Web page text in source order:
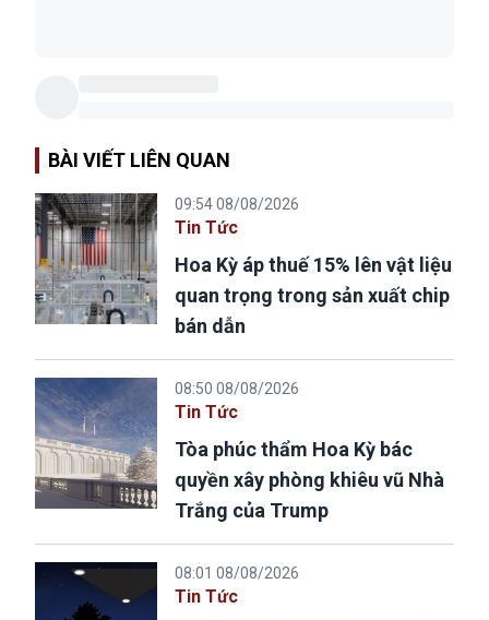
BÀI VIẾT LIÊN QUAN
09:54 08/08/2026
Tin Tức
Hoa Kỳ áp thuế 15% lên vật liệu
quan trọng trong sản xuất chip
bán dẫn
08:50 08/08/2026
Tin Tức
Tòa phúc thẩm Hoa Kỳ bác
quyền xây phòng khiêu vũ Nhà
Trắng của Trump
08:01 08/08/2026
Tin Tức